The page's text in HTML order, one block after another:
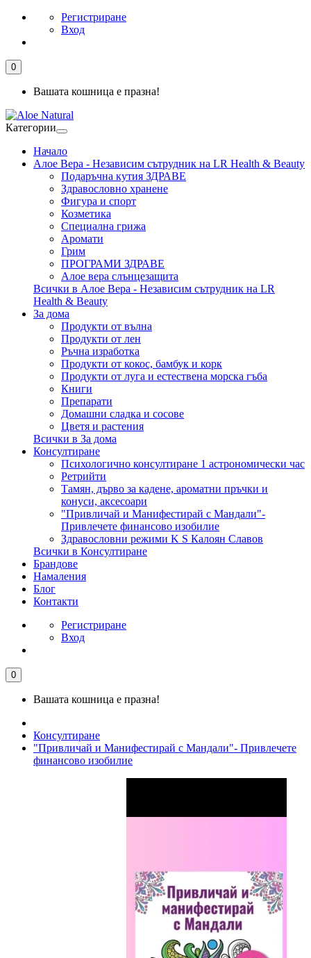
Регистриране
Вход
0
Вашата кошница е празна!
Категории
Начало
Алое Вера - Независим сътрудник на LR Health & Beauty
Подаръчна кутия ЗДРАВЕ
Здравословно хранене
Фигура и спорт
Козметика
Специална грижа
Аромати
Грим
ПРОГРАМИ ЗДРАВЕ
Алое вера слънцезащита
Всички в Алое Вера - Независим сътрудник на LR
Health & Beauty
За дома
Продукти от вълна
Продукти от лен
Ръчна изработка
Продукти от кокос, бамбук и корк
Продукти от луга и естествена морска гъба
Книги
Препарати
Домашни сладка и сосове
Цветя и растения
Всички в За дома
Консултиране
Психологично консултиране 1 астрономически час
Ретрийти
Тамян, дърво за кадене, ароматни пръчки и
конуси, аксесоари
"Привличай и Манифестирай с Мандали"-
Привлечете финансово изобилие
Здравословни режими K S Калоян Славов
Всички в Консултиране
Брандове
Намаления
Блог
Контакти
Регистриране
Вход
0
Вашата кошница е празна!
Консултиране
"Привличай и Манифестирай с Мандали"- Привлечете
финансово изобилие